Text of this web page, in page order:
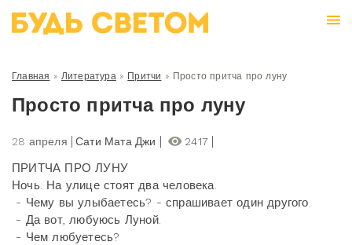
Главная » Литература» Притчи » Просто притча про луну
Просто притча про луну
28 апреля Сати Мата Джи 2417
ПРИТЧА ПРО ЛУНУ
Ночь. На улице стоят два человека.
- Чему вы улыбаетесь? - спрашивает один другого.
- Да вот, любуюсь Луной.
- Чем любуетесь?